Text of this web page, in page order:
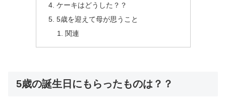
ケーキはどうした？？
5歳を迎えて母が思うこと
関連
5歳の誕生日にもらったものは？？